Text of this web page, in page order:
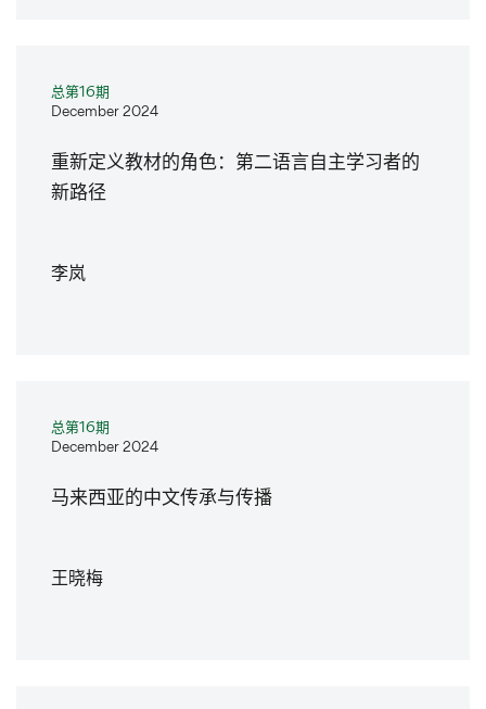
总第16期
December 2024
重新定义教材的角色：第二语言自主学习者的
新路径
李岚
总第16期
December 2024
马来西亚的中文传承与传播
王晓梅